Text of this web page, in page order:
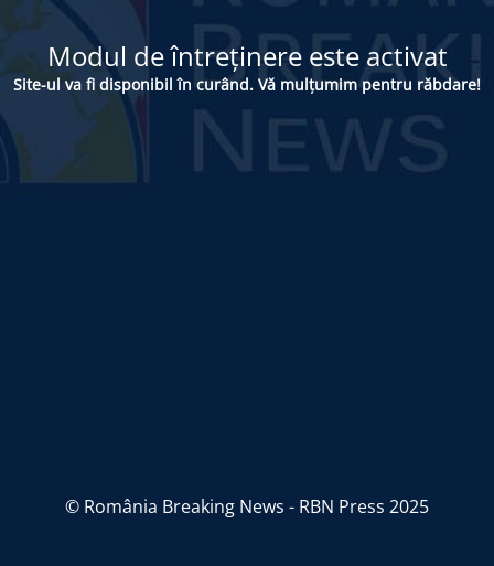
Modul de întreținere este activat
Site-ul va fi disponibil în curând. Vă mulțumim pentru răbdare!
© România Breaking News - RBN Press 2025